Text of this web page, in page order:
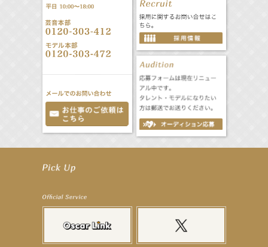
【笛木優子】8月13日（木）ドラマ『大空港〜GATE24〜』ゲスト出演決定！
【elfin’】7thシングル『全世界』がFMたいはくでO.A.決定♪
【elfin’】7thシングル『全世界』がFM-UUでO.A.決定♪
【elfin’】8月16日（日）「全世界」発売記念イベント決定！
【elfin’】7thシングル『全世界』がFM TANABEでO.A.決定♪